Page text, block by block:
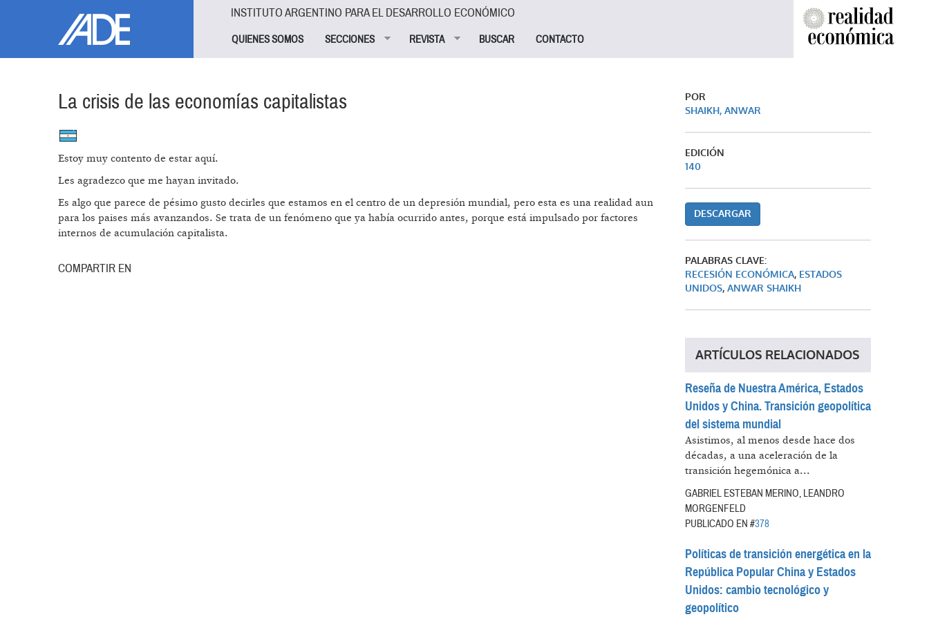
INSTITUTO ARGENTINO PARA EL DESARROLLO ECONÓMICO
QUIENES SOMOS SECCIONES REVISTA BUSCAR CONTACTO
La crisis de las economías capitalistas
Estoy muy contento de estar aquí.
Les agradezco que me hayan invitado.
Es algo que parece de pésimo gusto decirles que estamos en el centro de un depresión mundial, pero esta es una realidad aun
para los paises más avanzandos. Se trata de un fenómeno que ya había ocurrido antes, porque está impulsado por factores
internos de acumulación capitalista.
COMPARTIR EN
POR
SHAIKH, ANWAR
EDICIÓN
140
DESCARGAR
PALABRAS CLAVE:
RECESIÓN ECONÓMICA, ESTADOS
UNIDOS, ANWAR SHAIKH
ARTÍCULOS RELACIONADOS
Reseña de Nuestra América, Estados
Unidos y China. Transición geopolítica
del sistema mundial
Asistimos, al menos desde hace dos
décadas, a una aceleración de la
transición hegemónica a...
GABRIEL ESTEBAN MERINO, LEANDRO
MORGENFELD
PUBLICADO EN #378
Políticas de transición energética en la
República Popular China y Estados
Unidos: cambio tecnológico y
geopolítico